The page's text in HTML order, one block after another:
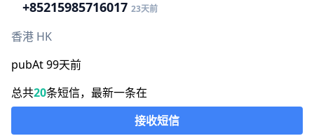
+85215985716017 23天前
香港 HK
pubAt 99天前
总共20条短信，最新一条在
接收短信